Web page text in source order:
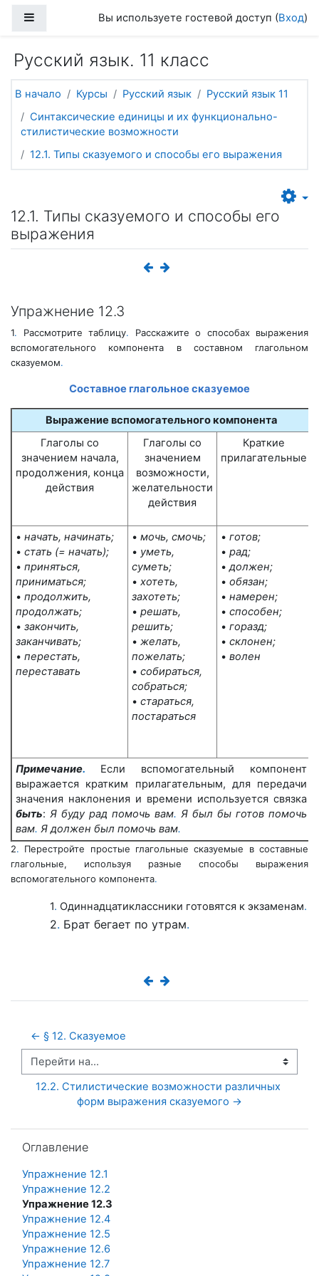
Боковая панельВы используете гостевой доступ (Вход)
Русский язык. 11 класс
В начало Курсы Русский язык
Русский язык 11
Синтаксические единицы и их функционально-
стилистические возможности
12.1. Типы сказуемого и способы его выражения
12.1. Типы сказуемого и способы его
выражения
Упражнение 12.3
1. Рассмотрите таблицу. Расскажите о способах выражения
вспомогательного компонента в составном глагольном
сказуемом.
Составное глагольное сказуемое
Выражение вспомогательного компонента
Глаголы со
значением начала,
продолжения, конца
действия
Глаголы со
значением
возможности,
желательности
действия
Краткие
прилагательные
• начать, начинать;
• стать (= начать);
• приняться,
приниматься;
• продолжить,
продолжать;
• закончить,
заканчивать;
• перестать,
переставать
• мочь, смочь;
• уметь,
суметь;
• хотеть,
захотеть;
• решать,
решить;
• желать,
пожелать;
• собираться,
собраться;
• стараться,
постараться
• готов;
• рад;
•должен;
• обязан;
• намерен;
• способен;
• горазд;
• склонен;
• волен
Примечание.
Если вспомогательный компонент
выражается кратким прилагательным, для передачи
значения наклонения и времени используется связка
быть: Я буду рад помочь вам. Я был бы готов помочь
вам. Я должен был помочь вам.
2. Перестройте простые глагольные сказуемые в составные
глагольные, используя разные способы выражения
вспомогательного компонента.
1. Одиннадцатиклассники готовятся к экзаменам.
2. Брат бегает по утрам.
← § 12. Сказуемое
Перейти на...
12.2. Стилистические возможности различных
форм выражения сказуемого →
Оглавление
Упражнение 12.1
Упражнение 12.2
Упражнение 12.3
Упражнение 12.4
Упражнение 12.5
Упражнение 12.6
Упражнение 12.7